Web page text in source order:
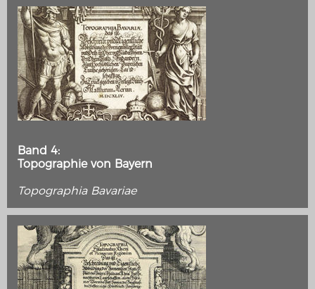
THE RHINE FROM BASEL TO KOBLENZ
Details of the historical map
French-German history alongside the Rhine
Chronologie der deutsch-französischen Geschichte
Band 4:
Topographie von Bayern
Topographia Bavariae